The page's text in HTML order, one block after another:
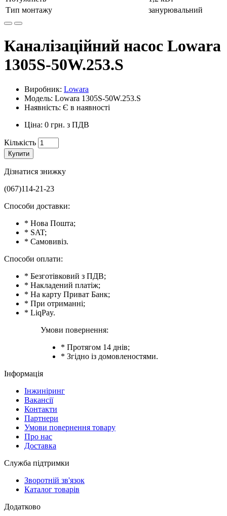
Тип монтажу
занурювальний
Каналізаційний насос Lowara
1305S-50W.253.S
Виробник: Lowara
Модель: Lowara 1305S-50W.253.S
Наявність: Є в наявності
Ціна: 0 грн. з ПДВ
Кількість
Купити
Дізнатися знижку
(067)114-21-23
Способи доставки:
* Нова Пошта;
* SAT;
* Самовивіз.
Способи оплати:
* Безготівковий з ПДВ;
* Накладений платіж;
* На карту Приват Банк;
* При отриманні;
* LiqPay.
Умови повернення:
* Протягом 14 днів;
* Згідно із домовленостями.
Інформація
Інжиніринг
Вакансії
Контакти
Партнери
Умови повернення товару
Про нас
Доставка
Служба підтримки
Зворотній зв'язок
Каталог товарів
Додатково